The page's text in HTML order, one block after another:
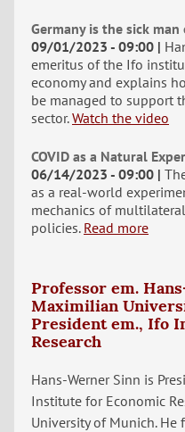
Germany is the sick
09/01/2023 - 09:00
emeritus of the Ifo
economy and explains
be managed to support
sector. Watch the video
COVID as a Natural
06/14/2023 - 09:00
as a real-world
mechanics of
policies. Read more
Professor em.
Maximilian
President em., Ifo
Research
Hans-Werner Sinn is
Institute for Economic
University of Munich.